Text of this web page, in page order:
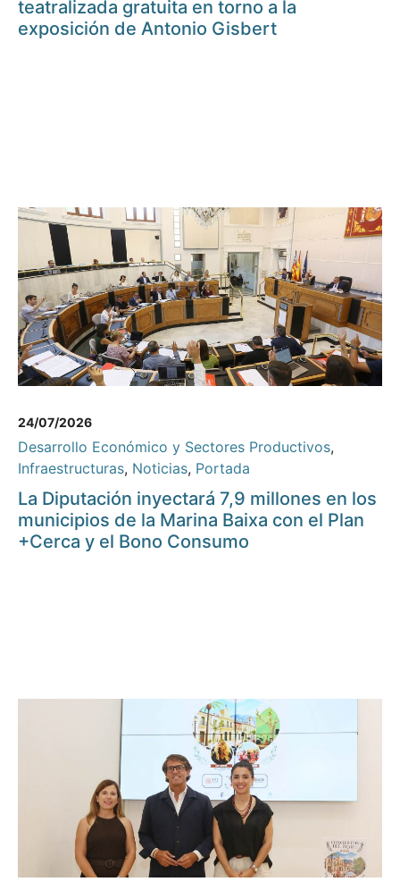
teatralizada gratuita en torno a la
exposición de Antonio Gisbert
24/07/2026
Desarrollo Económico y Sectores Productivos,
Infraestructuras, Noticias, Portada
La Diputación inyectará 7,9 millones en los
municipios de la Marina Baixa con el Plan
+Cerca y el Bono Consumo